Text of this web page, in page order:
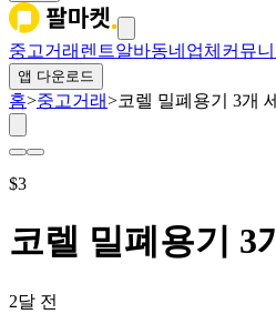
중고거래 렌트알바동네업체 커뮤니
앱 다운로드
홈>중고거래>코렐 밀폐용기 3개
$3
코렐 밀폐용기 3
2달 전